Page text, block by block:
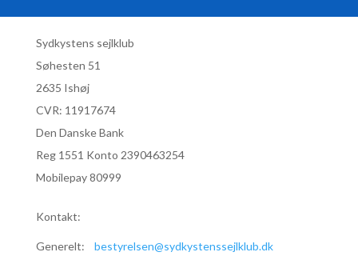
Sydkystens sejlklub
Søhesten 51
2635 Ishøj
CVR: 11917674
Den Danske Bank
Reg 1551 Konto 2390463254
Mobilepay 80999
Kontakt:
Generelt: bestyrelsen@sydkystenssejlklub.dk